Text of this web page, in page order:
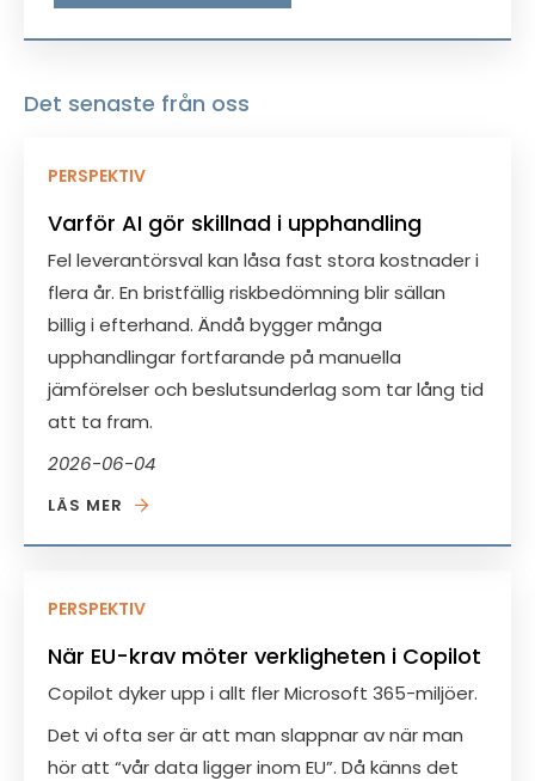
Det senaste från oss
PERSPEKTIV
Varför AI gör skillnad i upphandling
Fel leverantörsval kan låsa fast stora kostnader i
flera år. En bristfällig riskbedömning blir sällan
billig i efterhand. Ändå bygger många
upphandlingar fortfarande på manuella
jämförelser och beslutsunderlag som tar lång tid
att ta fram.
2026-06-04
LÄS MER
PERSPEKTIV
När EU-krav möter verkligheten i Copilot
Copilot dyker upp i allt fler Microsoft 365-miljöer.
Det vi ofta ser är att man slappnar av när man
hör att “vår data ligger inom EU”. Då känns det